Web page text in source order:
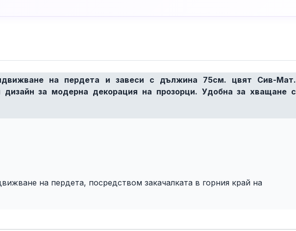
на пердета и завеси с дължина 75см. цвят Сив-Мат.
дизайн за модерна декорация на прозорци. Удобна за хващане с
на пердета, посредством закачалката в горния край на